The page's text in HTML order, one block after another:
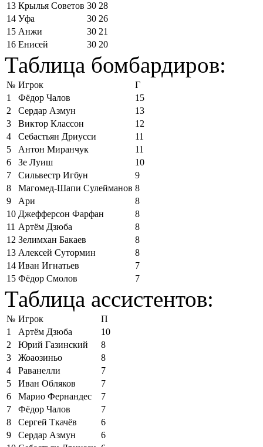
13 Крылья Советов 30 28
14 Уфа 30 26
15 Анжи 30 21
16 Енисей 30 20
Таблица бомбардиров:
№ Игрок
Г
1
Фёдор Чалов
15
2
Сердар Азмун
13
3
Виктор Классон
12
4
Себастьян Дриусси
11
5
Антон Миранчук
11
6
Зе Луиш
10
7
Сильвестр Игбун
9
8
Магомед-Шапи Сулейманов 8
9
Ари
8
10 Джефферсон Фарфан
8
11 Артём Дзюба
8
12 Зелимхан Бакаев
8
13 Алексей Сутормин
8
14 Иван Игнатьев
7
15 Фёдор Смолов 7
Таблица ассистентов:
№ Игрок
П
1
Артём Дзюба
10
2
Юрий Газинский
8
3
Жоаозиньо
8
4
Раванелли
7
5
Иван Обляков
7
6
Марио Фернандес
7
7
Фёдор Чалов
7
8
Сергей Ткачёв
6
9
Сердар Азмун
6